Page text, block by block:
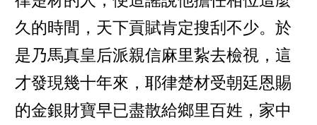
久的時間，天下貢賦肯定搜刮不少。於
是乃馬真皇后派親信麻里紥去檢視，這
才發現幾十年來，耶律楚材受朝廷恩賜
的金銀財寶早已盡散給鄉里百姓，家中